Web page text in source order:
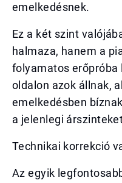
emelkedésnek.
Ez a két szint
halmaza, hanem a
folyamatos erőpróba
oldalon azok állnak,
emelkedésben
a jelenlegi
Technikai korrekció
Az egyik